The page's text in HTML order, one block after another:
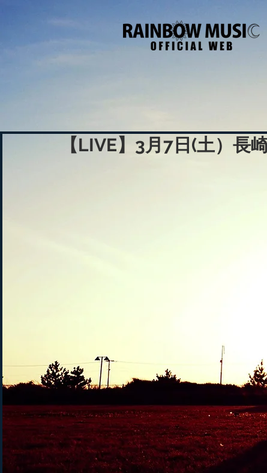
【LIVE】3月7日(土）長